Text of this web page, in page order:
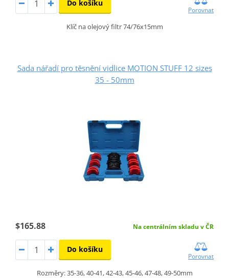
Do košíku
Porovnat
Klíč na olejový filtr 74/76x15mm
Sada nářadí pro těsnění vidlice MOTION STUFF 12 sizes
35 - 50mm
$165.88 Na centrálním skladu v ČR
Do košíku
Porovnat
Rozměry: 35-36, 40-41, 42-43, 45-46, 47-48, 49-50mm